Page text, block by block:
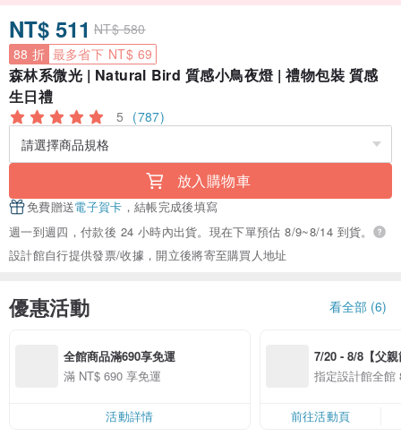
NT$ 511 NT$ 580
88 折 最多省下 NT$ 69
森林系微光 | Natural Bird 質感小鳥夜燈 | 禮物包裝 質感
生日禮
5 (787)
放入購物車
免費贈送電子賀卡 ，結帳完成後填寫
週一到週四，付款後 24 小時內出貨。現在下單預估 8/9~8/14 到貨。
設計館自行提供發票/收據，開立後將寄至購買人地址
優惠活動 看全部 (6)
全館商品滿690享免運
滿 NT$ 690 享免運
活動詳情
7/20 - 8/8【父
案】精選品牌全
指定設計館全館
前往活動頁